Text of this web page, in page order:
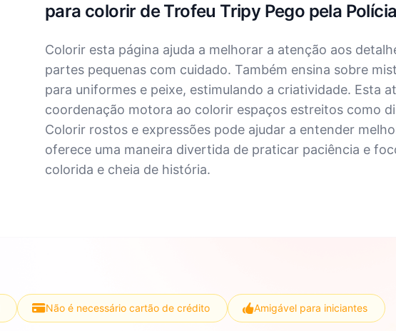
para colorir de Trofeu Tripy Pego pela Polícia
Colorir esta página ajuda a melhorar a atenção aos
partes pequenas com cuidado. Também ensina sobre
para uniformes e peixe, estimulando a criatividade. Esta
coordenação motora ao colorir espaços estreitos como
Colorir rostos e expressões pode ajudar a entender
oferece uma maneira divertida de praticar paciência e
colorida e cheia de história.
Não é necessário cartão de crédito Amigável para iniciantes